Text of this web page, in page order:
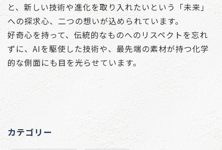
と、新しい技術や進化を取り入れたいという「未来」
への探求心、二つの想いが込められています。
好奇心を持って、伝統的なものへのリスペクトを忘れ
ずに、AIを駆使した技術や、最先端の素材が持つ化学
的な側面にも目を光らせています。
カテゴリー